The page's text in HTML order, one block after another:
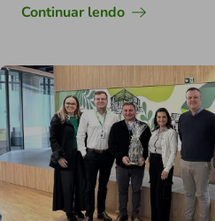
Continuar lendo